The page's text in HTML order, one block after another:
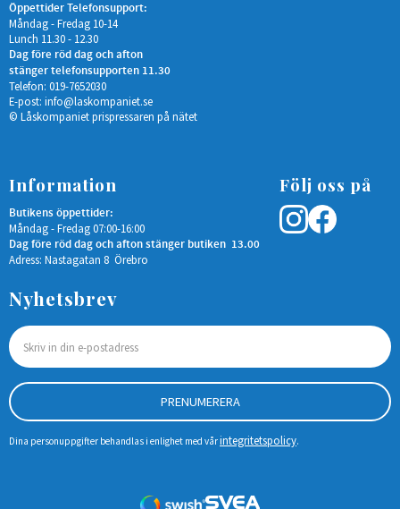
Öppettider Telefonsupport:
Måndag - Fredag 10-14
Lunch 11.30 - 12.30
Dag före röd dag och afton
stänger telefonsupporten 11.30
Telefon: 019-7652030
E-post: info@laskompaniet.se
© Låskompaniet prispressaren på nätet
Information
Butikens öppettider:
Måndag - Fredag 07:00-16:00
Dag före röd dag och afton stänger butiken 13.00
Adress: Nastagatan 8 Örebro
Följ oss på
Nyhetsbrev
PRENUMERERA
Dina personuppgifter behandlas i enlighet med vårintegritetspolicy.